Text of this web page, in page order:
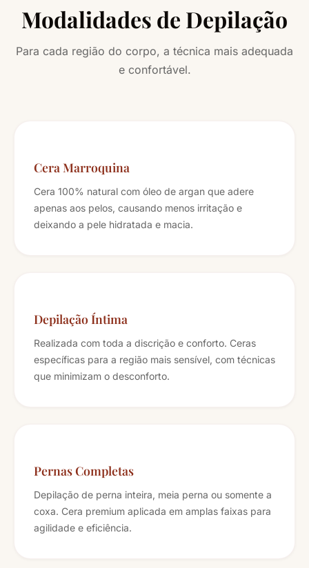
Modalidades de Depilação
Para cada região do corpo, a técnica mais adequada
e confortável.
Cera Marroquina
Cera 100% natural com óleo de argan que adere
apenas aos pelos, causando menos irritação e
deixando a pele hidratada e macia.
Depilação Íntima
Realizada com toda a discrição e conforto. Ceras
específicas para a região mais sensível, com técnicas
que minimizam o desconforto.
Pernas Completas
Depilação de perna inteira, meia perna ou somente a
coxa. Cera premium aplicada em amplas faixas para
agilidade e eficiência.